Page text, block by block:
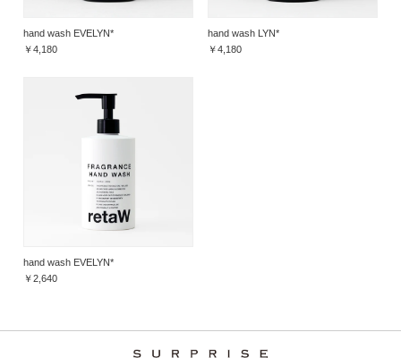
hand wash EVELYN*
￥4,180
hand wash LYN*
￥4,180
hand wash EVELYN*
￥2,640